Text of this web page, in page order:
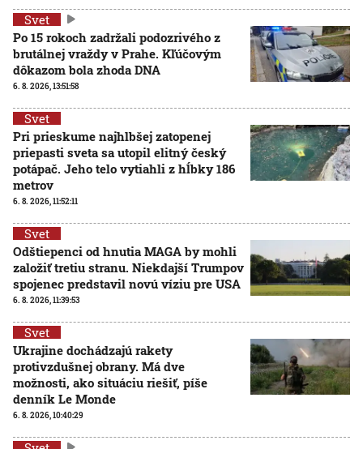
Svet
Po 15 rokoch zadržali podozrivého z
brutálnej vraždy v Prahe. Kľúčovým
dôkazom bola zhoda DNA
6. 8. 2026, 13:51:58
Svet
Pri prieskume najhlbšej zatopenej
priepasti sveta sa utopil elitný český
potápač. Jeho telo vytiahli z hĺbky 186
metrov
6. 8. 2026, 11:52:11
Svet
Odštiepenci od hnutia MAGA by mohli
založiť tretiu stranu. Niekdajší Trumpov
spojenec predstavil novú víziu pre USA
6. 8. 2026, 11:39:53
Svet
Ukrajine dochádzajú rakety
protivzdušnej obrany. Má dve
možnosti, ako situáciu riešiť, píše
denník Le Monde
6. 8. 2026, 10:40:29